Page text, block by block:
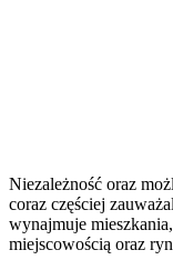
Niezależność oraz
coraz częściej
wynajmuje
miejscowością oraz